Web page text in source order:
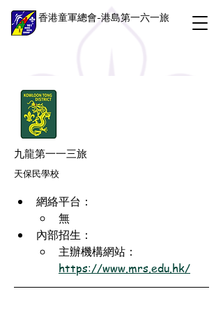
香港童軍總會-港島第一六一旅
九龍第一一三旅
天保民學校
網絡平台：
無
內部招生：
主辦機構網站：
https://www.mrs.edu.hk/